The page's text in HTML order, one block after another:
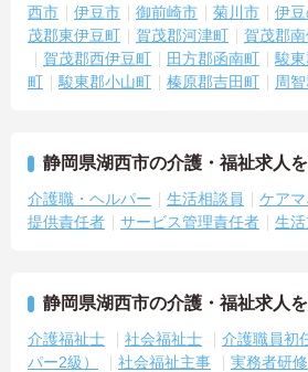
西市 伊豆市 御前崎市 菊川市 伊
茂郡東伊豆町
賀茂郡河津町 賀茂郡
賀茂郡西伊豆町
田方郡函南町 駿
町
駿東郡小山町 榛原郡吉田町 周
静岡県湖西市の介護・福祉求人
介護職・ヘルパー 生活相談員 ケア
提供責任者
サービス管理責任者 生
静岡県湖西市の介護・福祉求人
介護福祉士 社会福祉士
介護職員初
パー2級）
社会福祉主事
実務者研